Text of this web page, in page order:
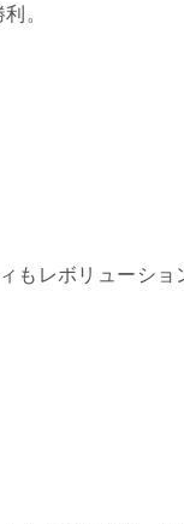
。
もレボリューショ